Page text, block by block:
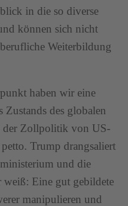
in die so diverse
können sich nicht
Weiterbildung
haben wir eine
Zustands des globalen
der Zollpolitik von US-
Trump drangsaliert
und die
weiß: Eine gut gebildete
manipulieren und